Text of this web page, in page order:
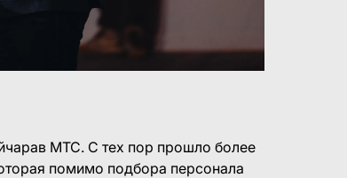
МТС. С тех пор прошло более
помимо подбора персонала